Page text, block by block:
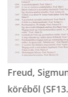
Freud,
köréből